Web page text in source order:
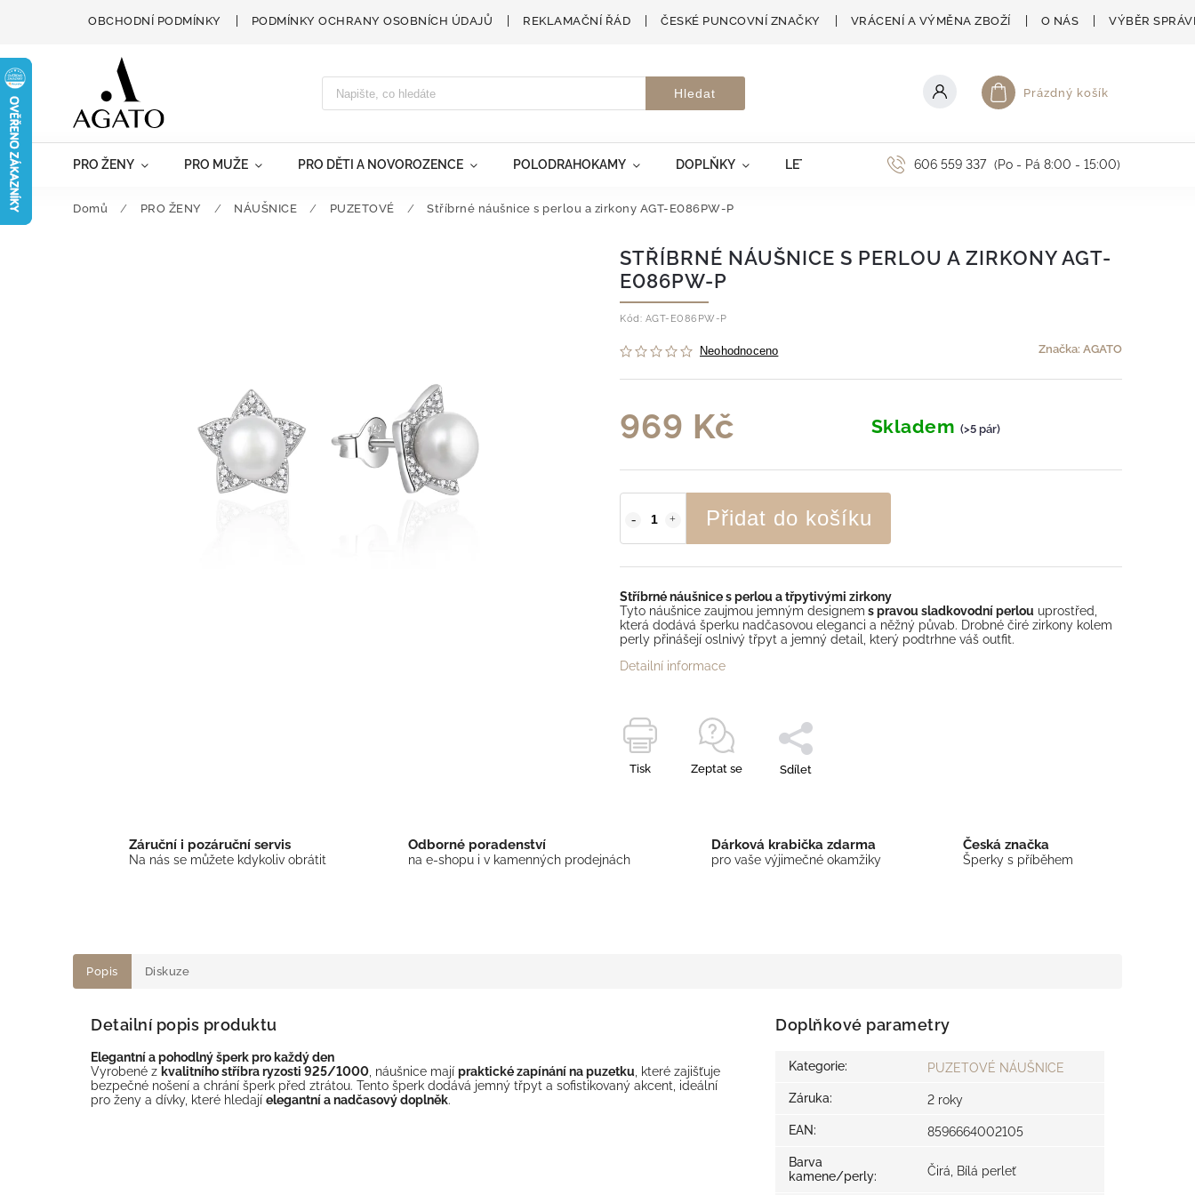
OBCHODNÍ PODMÍNKY PODMÍNKY OCHRANY OSOBNÍCH ÚDAJŮ REKLAMAČNÍ ŘÁD ČESKÉ PUNCOVNÍ ZNAČKY VRÁCENÍ A VÝMĚNA ZBOŽÍ O NÁS VÝBĚR
Hledat Nákupní košík
Prázdný košík
PRO ŽENY PRO MUŽE PRO DĚTI A NOVOROZENCE POLODRAHOKAMY DOPLŇKY LETNÍ AKCE 606 559 337 (Po - Pá 8:00 - 15:00)
Domů / PRO ŽENY / NÁUŠNICE / PUZETOVÉ / Stříbrné náušnice s perlou a zirkony AGT-E086PW-P
STŘÍBRNÉ NÁUŠNICE S PERLOU A ZIRKONY AGT-
E086PW-P
Kód: AGT-E086PW-P
Neohodnoceno Značka: AGATO
969 Kč Skladem (>5 pár)
Přidat do košíku
Stříbrné náušnice s perlou a třpytivými zirkony
Tyto náušnice zaujmou jemným designem s pravou sladkovodní perlou uprostřed,
která dodává šperku nadčasovou eleganci a něžný půvab. Drobné čiré zirkony kolem
perly přinášejí oslnivý třpyt a jemný detail, který podtrhne váš outfit.
Detailní informace
Tisk Zeptat se Sdílet
Záruční i pozáruční servis
Na nás se můžete kdykoliv obrátit
Odborné poradenství
na e-shopu i v kamenných prodejnách
Dárková krabička zdarma
pro vaše výjimečné okamžiky
Česká značka
Šperky s příběhem
Popis Diskuze
Detailní popis produktu
Elegantní a pohodlný šperk pro každý den
Vyrobené z kvalitního stříbra ryzosti 925/1000, náušnice mají praktické zapínání na puzetku, které zajišťuje
bezpečné nošení a chrání šperk před ztrátou. Tento šperk dodává jemný třpyt a sofistikovaný akcent, ideální
pro ženy a dívky, které hledají elegantní a nadčasový doplněk.
Doplňkové parametry
Kategorie: PUZETOVÉ NÁUŠNICE
Záruka: 2 roky
EAN: 8596664002105
Barva
kamene/perly: Čirá, Bílá perleť